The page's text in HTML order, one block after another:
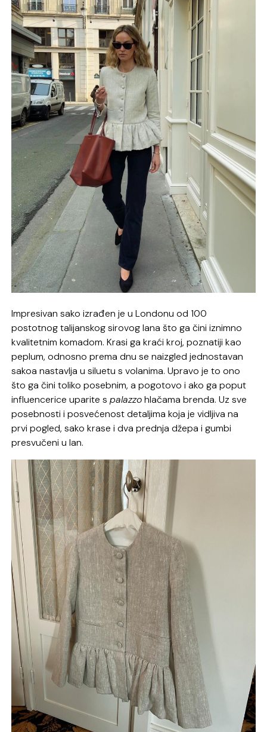
Impresivan sako izrađen je u Londonu od 100
postotnog talijanskog sirovog lana što ga čini iznimno
kvalitetnim komadom. Krasi ga kraći kroj, poznatiji kao
peplum, odnosno prema dnu se naizgled jednostavan
sakoa nastavlja u siluetu s volanima. Upravo je to ono
što ga čini toliko posebnim, a pogotovo i ako ga poput
influencerice uparite spalazzohlačama brenda. Uz sve
posebnosti i posvećenost detaljima koja je vidljiva na
prvi pogled, sako krase i dva prednja džepa i gumbi
presvučeni u lan.